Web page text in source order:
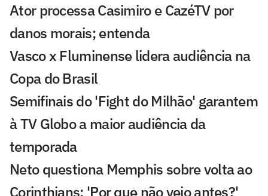
Ator processa Casimiro e CazéTV por
danos morais; entenda
Vasco x Fluminense lidera audiência na
Copa do Brasil
Semifinais do 'Fight do Milhão' garantem
à TV Globo a maior audiência da
temporada
Neto questiona Memphis sobre volta ao
Corinthians: 'Por que não veio antes?'